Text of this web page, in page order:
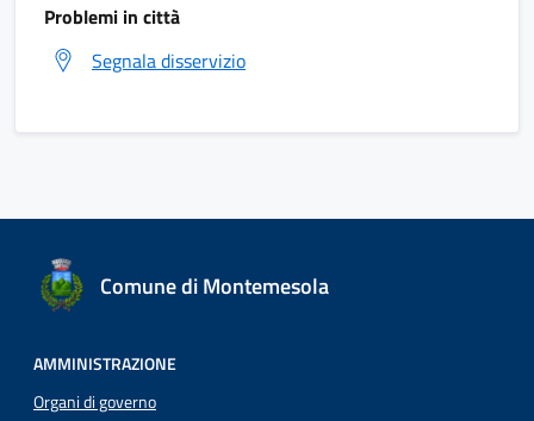
Problemi in città
Segnala disservizio
Comune di Montemesola
AMMINISTRAZIONE
Organi di governo